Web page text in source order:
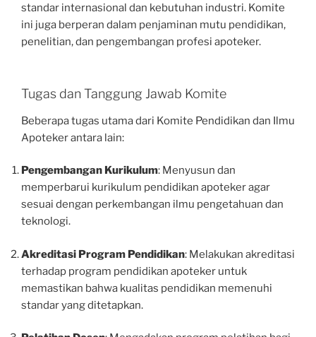
standar internasional dan kebutuhan industri. Komite
ini juga berperan dalam penjaminan mutu pendidikan,
penelitian, dan pengembangan profesi apoteker.
Tugas dan Tanggung Jawab Komite
Beberapa tugas utama dari Komite Pendidikan dan Ilmu
Apoteker antara lain:
Pengembangan Kurikulum: Menyusun dan
memperbarui kurikulum pendidikan apoteker agar
sesuai dengan perkembangan ilmu pengetahuan dan
teknologi.
Akreditasi Program Pendidikan: Melakukan akreditasi
terhadap program pendidikan apoteker untuk
memastikan bahwa kualitas pendidikan memenuhi
standar yang ditetapkan.